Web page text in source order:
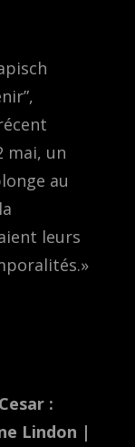
mai, un
au
leurs
:
Lindon |